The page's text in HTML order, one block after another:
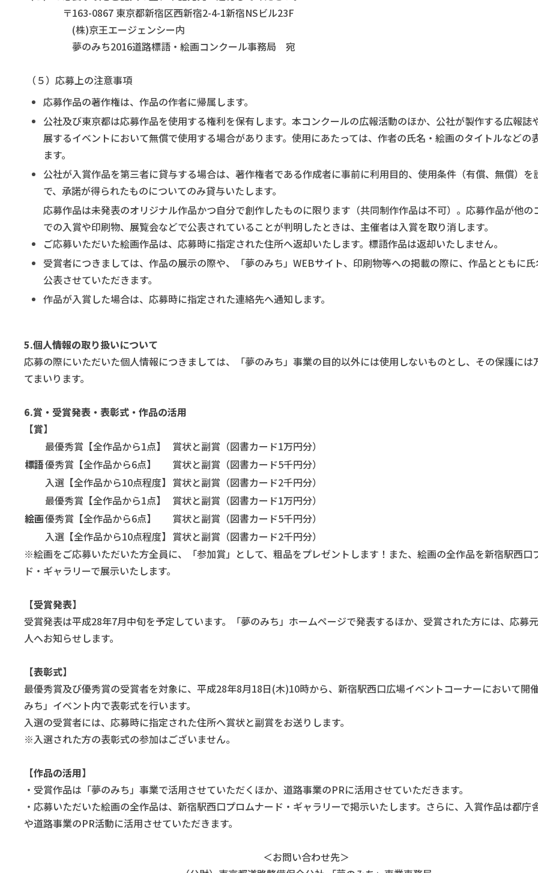
〒163-0867 東京都新宿区西新宿2-4-1新宿NSビル23F
(株)京王エージェンシー内
夢のみち2016道路標語・絵画コンクール事務局 宛
（５）応募上の注意事項
応募作品の著作権は、作品の作者に帰属します。
公社及び東京都は応募作品を使用する権利を保有します。本コンクールの広報活動のほか、公社が製作する広報誌
展するイベントにおいて無償で使用する場合があります。使用にあたっては、作者の氏名・絵画のタイトルなどの
ます。
公社が入賞作品を第三者に貸与する場合は、著作権者である作成者に事前に利用目的、使用条件（有償、無償）を
で、承諾が得られたものについてのみ貸与いたします。
応募作品は未発表のオリジナル作品かつ自分で創作したものに限ります（共同制作作品は不可）。応募作品が他の
での入賞や印刷物、展覧会などで公表されていることが判明したときは、主催者は入賞を取り消します。
ご応募いただいた絵画作品は、応募時に指定された住所へ返却いたします。標語作品は返却いたしません。
受賞者につきましては、作品の展示の際や、「夢のみち」WEBサイト、印刷物等への掲載の際に、作品とともに
公表させていただきます。
作品が入賞した場合は、応募時に指定された連絡先へ通知します。
5.個人情報の取り扱いについて
応募の際にいただいた個人情報につきましては、「夢のみち」事業の目的以外には使用しないものとし、その保護には
てまいります。
6.賞・受賞発表・表彰式・作品の活用
【賞】
標語
最優秀賞【全作品から1点】
賞状と副賞（図書カード1万円分）
優秀賞【全作品から6点】
賞状と副賞（図書カード5千円分）
入選【全作品から10点程度】 賞状と副賞（図書カード2千円分）
絵画
最優秀賞【全作品から1点】
賞状と副賞（図書カード1万円分）
優秀賞【全作品から6点】
賞状と副賞（図書カード5千円分）
入選【全作品から10点程度】 賞状と副賞（図書カード2千円分）
※絵画をご応募いただいた方全員に、「参加賞」として、粗品をプレゼントします！また、絵画の全作品を新宿駅西口
ド・ギャラリーで展示いたします。
【受賞発表】
受賞発表は平成28年7月中旬を予定しています。「夢のみち」ホームページで発表するほか、受賞された方には、応募
人へお知らせします。
【表彰式】
最優秀賞及び優秀賞の受賞者を対象に、平成28年8月18日(木)10時から、新宿駅西口広場イベントコーナーにおいて開
みち」イベント内で表彰式を行います。
入選の受賞者には、応募時に指定された住所へ賞状と副賞をお送りします。
※入選された方の表彰式の参加はございません。
【作品の活用】
・受賞作品は「夢のみち」事業で活用させていただくほか、道路事業のPRに活用させていただきます。
・応募いただいた絵画の全作品は、新宿駅西口プロムナード・ギャラリーで掲示いたします。さらに、入賞作品は都庁
や道路事業のPR活動に活用させていただきます。
＜お問い合わせ先＞